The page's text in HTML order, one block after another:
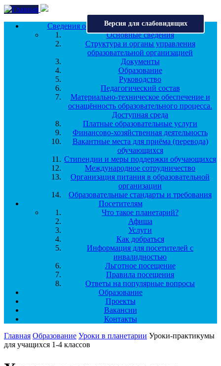
Перейти к основному содержанию
Версия для слабовидящих
Сведения об образовательной организации
Основные сведения
Структура и органы управления
образовательной организацией
Документы
Образование
Руководство
Педагогический состав
Материально-техническое обеспечение и
оснащённость образовательного процесса.
Доступная среда
Платные образовательные услуги
Финансово-хозяйственная деятельность
Вакантные места для приёма (перевода)
обучающихся
Стипендии и меры поддержки обучающихся
Международное сотрудничество
Организация питания в образовательной
организации
Образовательные стандарты и требования
Посетителям
Что такое планетарий?
Афиша
Услуги
Как добраться
Информация для посетителей с
инвалидностью
Льготное посещение
Правила посещения
Ответы на популярные вопросы
Образование
Проекты
Вакансии
Контакты
Главная Образование Уроки в планетарии Уроки-практикумы
для учащихся 1-4 классов